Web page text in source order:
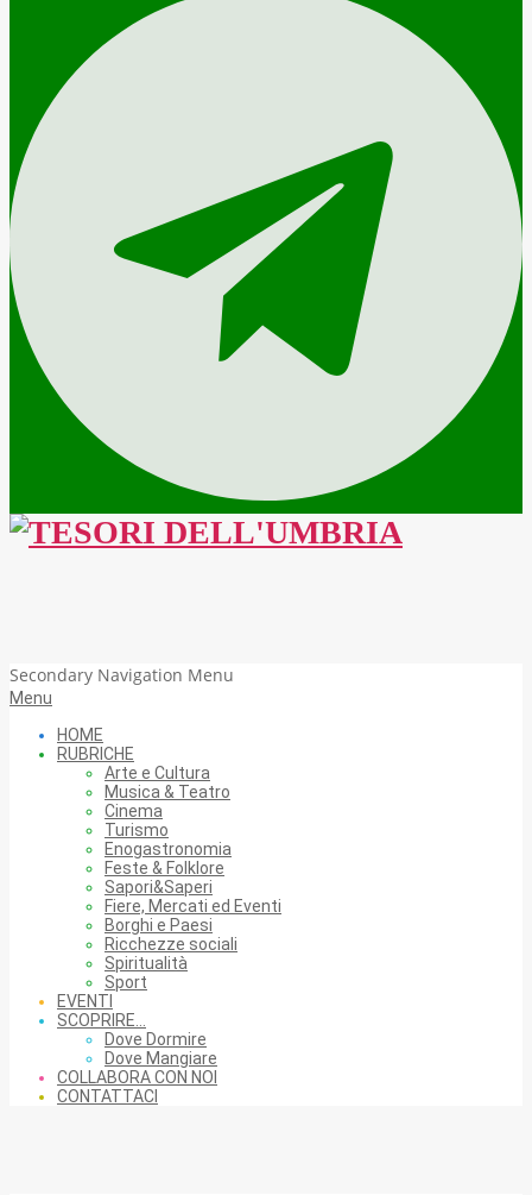
Secondary Navigation Menu
Menu
HOME
RUBRICHE
Arte e Cultura
Musica & Teatro
Cinema
Turismo
Enogastronomia
Feste & Folklore
Sapori&Saperi
Fiere, Mercati ed Eventi
Borghi e Paesi
Ricchezze sociali
Spiritualità
Sport
EVENTI
SCOPRIRE…
Dove Dormire
Dove Mangiare
COLLABORA CON NOI
CONTATTACI